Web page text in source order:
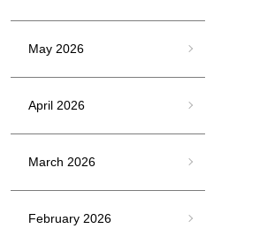
May 2026
April 2026
March 2026
February 2026